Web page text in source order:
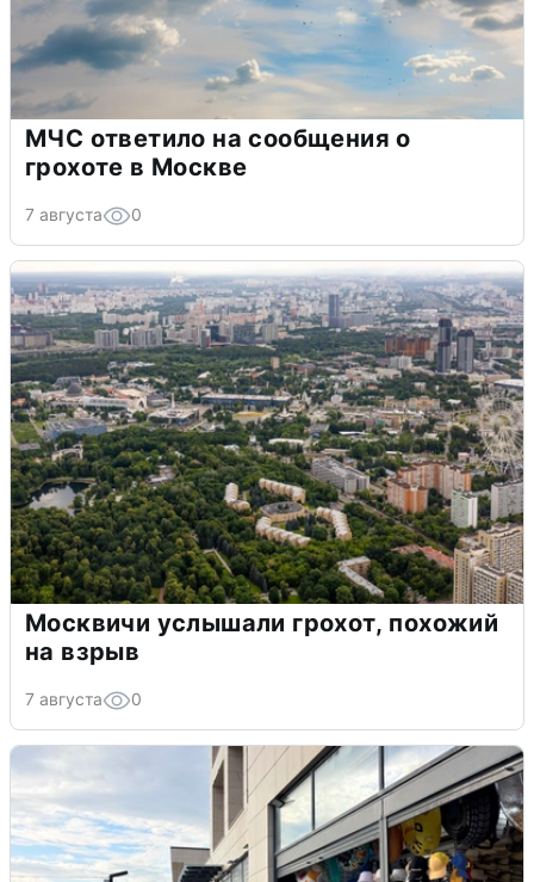
МЧС ответило на сообщения о
грохоте в Москве
7 августа 0
Москвичи услышали грохот, похожий
на взрыв
7 августа 0